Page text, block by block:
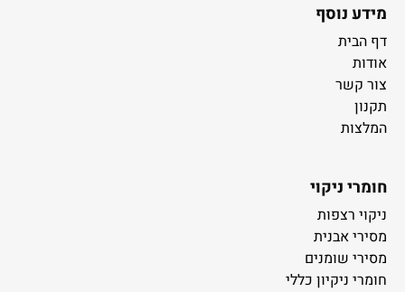
מידע נוסף
דף הבית
אודות
צור קשר
תקנון
המלצות
חומרי ניקוי
ניקוי רצפות
מסירי אבנית
מסירי שומנים
חומרי ניקיון כללי